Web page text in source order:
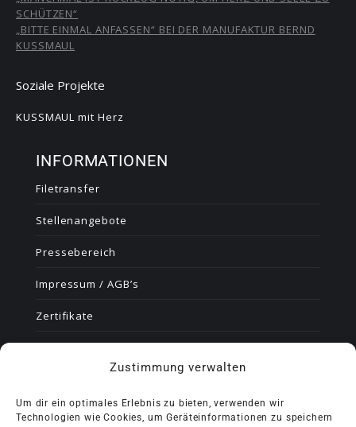
Zustimmung verwalten
Um dir ein optimales Erlebnis zu bieten, verwenden wir
Technologien wie Cookies, um Geräteinformationen zu speichern
SCHÜTZEN“
„BITTE EINMAL ANFASSEN“ BEI DER MANUFAKTUR BERND
KUSSMAUL
Soziale Projekte
KUSSMAUL mit Herz
INFORMATIONEN
Filetransfer
Stellenangebote
Pressebereich
Impressum / AGB’s
Zertifikate
Datenschutzerklärung